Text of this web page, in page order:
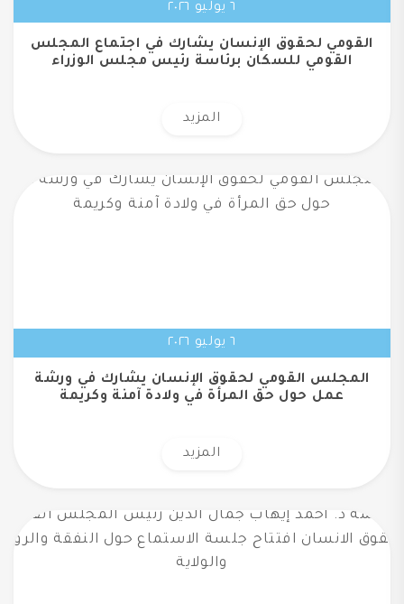
٦ يوليو ٢٠٢٦
القومي لحقوق الإنسان يشارك في اجتماع المجلس
القومي للسكان برئاسة رئيس مجلس الوزراء
المزيد
٦ يوليو ٢٠٢٦
المجلس القومي لحقوق الإنسان يشارك في ورشة
عمل حول حق المرأة في ولادة آمنة وكريمة
المزيد